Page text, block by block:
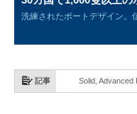
洗練されたボートデザイン。
記事 Solid, Advanced